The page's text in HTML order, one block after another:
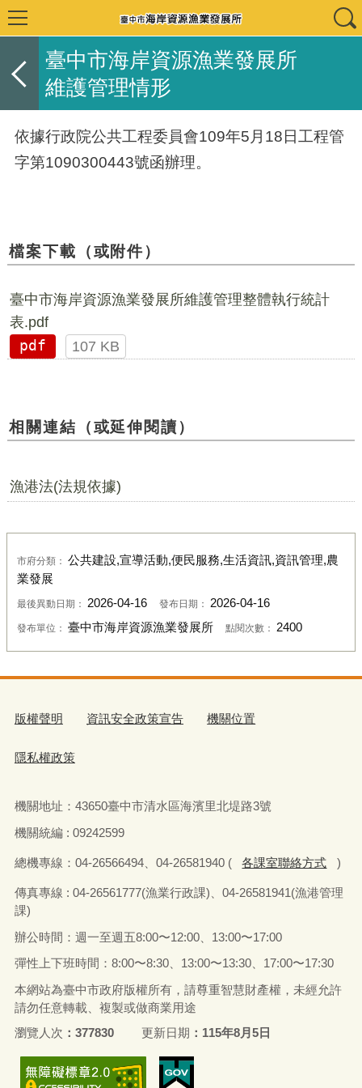
臺中市海岸資源漁業發展所
維護管理情形
依據行政院公共工程委員會109年5月18日工程管
字第1090300443號函辦理。
檔案下載（或附件）
臺中市海岸資源漁業發展所維護管理整體執行統計
表.pdf
pdf
107 KB
相關連結（或延伸閱讀）
漁港法(法規依據)
市府分類： 公共建設,宣導活動,便民服務,生活資訊,資訊管理,農
業發展
最後異動日期： 2026-04-16 發布日期： 2026-04-16
發布單位： 臺中市海岸資源漁業發展所 點閱次數： 2400
版權聲明 資訊安全政策宣告 機關位置
隱私權政策
機關地址： 43650臺中市清水區海濱里北堤路3號
機關統編 : 09242599
總機專線： 04-26566494、 04-26581940 ( 各課室聯絡方式 )
傳真專線 : 04-26561777(漁業行政課) 04-26581941(漁港管理
課)
辦公時間：週一至週五8:00〜12:00、 13:00〜17:00
彈性上下班時間： 8:00〜8:30、 13:00〜13:30、 17:00〜17:30
本網站為臺中市政府版權所有，請尊重智慧財產權，未經允許
請勿任意轉載、複製或做商業用途
瀏覽人次
377830 更新日期 115年8月5日